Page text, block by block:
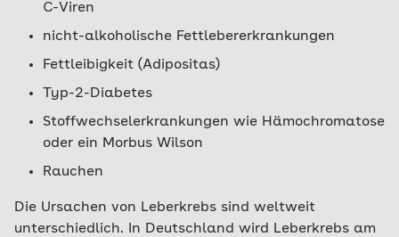
C-Viren
nicht-alkoholische Fettlebererkrankungen
Fettleibigkeit (Adipositas)
Typ-2-Diabetes
Stoffwechselerkrankungen wie Hämochromatose
oder ein Morbus Wilson
Rauchen
Die Ursachen von Leberkrebs sind weltweit
unterschiedlich. In Deutschland wird Leberkrebs am